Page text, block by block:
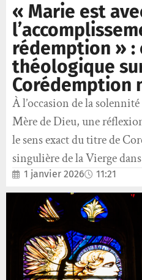
« Marie est
rédemption »
théologique
Corédemption
À l’occasion de la
Mère de Dieu, une
le sens exact du titre de
singulière de la Vierge
1 janvier 2026 11:21